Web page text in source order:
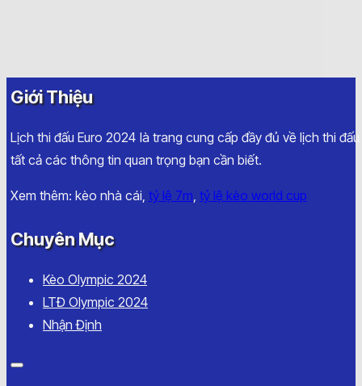
Giới Thiệu
Lịch thi đấu Euro 2024 là trang cung cấp đầy đủ về lịch thi
tất cả các thông tin quan trọng bạn cần biết.
Xem thêm: kèo nhà cái, tỷ lệ 7m, tỷ lệ kèo world cup
Chuyên Mục
Kèo Olympic 2024
LTĐ Olympic 2024
Nhận Định